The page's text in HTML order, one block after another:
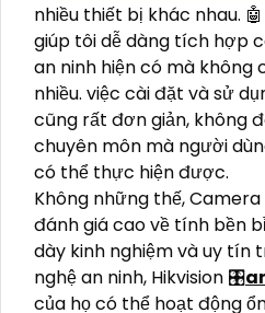
nhiều thiết bị khác nhau. 🤖️
giúp tôi dễ dàng tích hợp
an ninh hiện có mà không
nhiều. việc cài đặt và sử
cũng rất đơn giản, không
chuyên môn mà người
có thể thực hiện được.
Không những thế,
đánh giá cao về tính bền
dày kinh nghiệm và uy tín
nghệ an ninh, Hikvision 🎛
của họ có thể hoạt động